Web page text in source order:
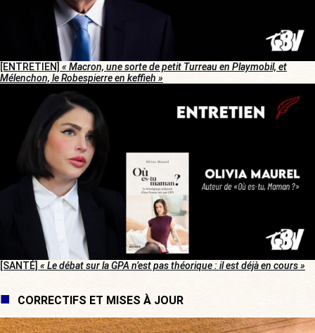
[ENTRETIEN] « Macron, une sorte de petit Turreau en Playmobil, et
Mélenchon, le Robespierre en keffieh »
[SANTÉ] « Le débat sur la GPA n’est pas théorique : il est déjà en cours »
CORRECTIFS ET MISES À JOUR